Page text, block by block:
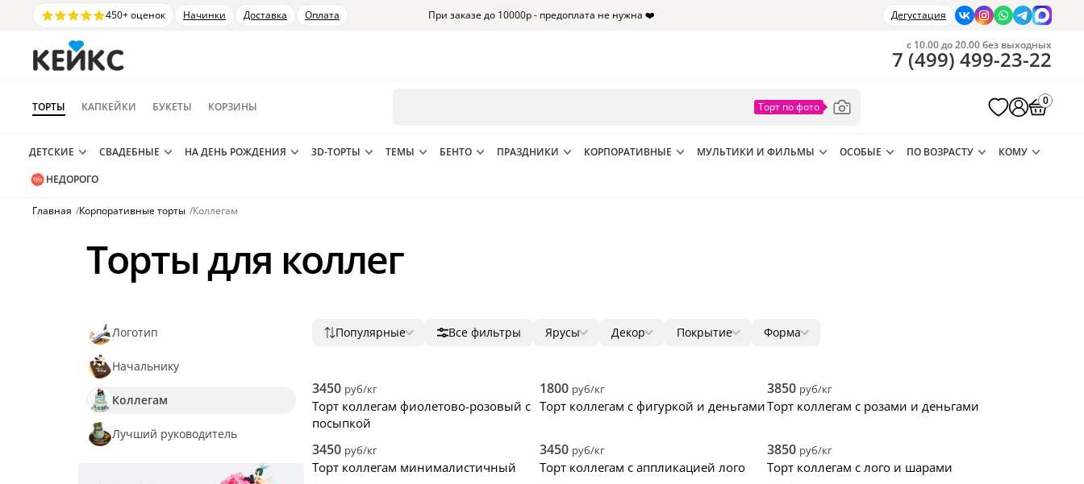
450+ оценок Начинки Доставка Оплата При заказе до 10000р - предоплата не нужна ❤️ Дегустация
ТОРТЫ КАПКЕЙКИ БУКЕТЫ КОРЗИНЫ
с 10.00 до 20.00 без выходных
7 (499) 499-23-22
0
ДЕТСКИЕ СВАДЕБНЫЕ НА ДЕНЬ РОЖДЕНИЯ 3D-ТОРТЫ ТЕМЫ БЕНТО ПРАЗДНИКИ КОРПОРАТИВНЫЕ МУЛЬТИКИ И ФИЛЬМЫ ОСОБЫЕ ПО ВОЗРАСТУ
КОМУ
НЕДОРОГО
Главная /Корпоративные торты /Коллегам
Торты для коллег
Логотип
Начальнику
Коллегам
Лучший руководитель
Популярные
Сначала дорогие
Новинки
Все фильтры
Ярусы
3
5
Декор
33
фотопечать
надпись
Покрытие
зеркальная глазурь
голый торт
Форма
прямоугольник
сердце
3D
3450 руб/кг
Торт коллегам фиолетово-розовый с
посыпкой
1800 руб/кг
Торт коллегам с фигуркой и деньгами
3850 руб/кг
Торт коллегам с розами и деньгами
3450 руб/кг
Торт коллегам минималистичный
3450 руб/кг
Торт коллегам с аппликацией лого
3850 руб/кг
Торт коллегам с лого и шарами